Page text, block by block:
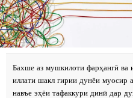
Бахше аз мушкилоти фарҳангӣ ва
иллати шакл гирии дунёи муосир
навъе эҳёи тафаккури динӣ дар